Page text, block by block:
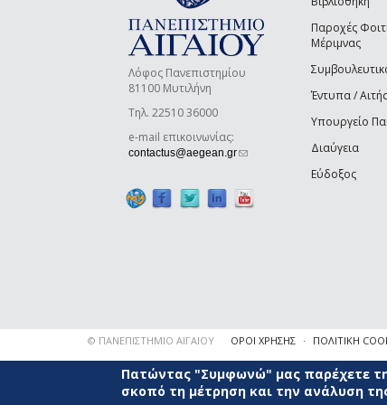
Λόφος Πανεπιστημίου
81100 Μυτιλήνη
Τηλ. 22510 36000
e-mail επικοινωνίας:
contactus@aegean.gr(link sends e-mail)
Παροχές
Μέριμνας
Έντυπα /
Υπουργείο
Διαύγεια
Εύδοξος
© ΠΑΝΕΠΙΣΤΗΜΙΟ ΑΙΓΑΙΟΥ ΟΡΟΙ ΧΡΗΣΗΣ ΠΟΛΙΤΙΚΗ
Πατώντας "Συμφωνώ" μας παρέχετε
σκοπό τη μέτρηση και την ανάλυση